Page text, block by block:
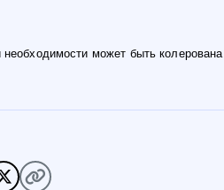
необходимости может быть